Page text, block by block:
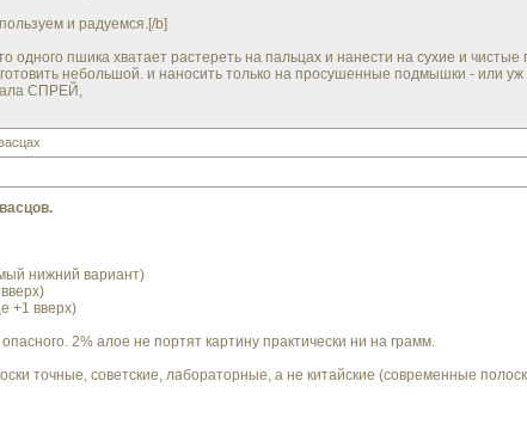
и радуемся.[/b]
одного пшика хватает растереть на пальцах и нанести на сухие и
небольшой. и наносить только на просушенные подмышки - или
СПРЕЙ,
нижний вариант)
+1 вверх)
2% алое не портят картину практически ни на грамм.
точные, советские, лабораторные, а не китайские (современные